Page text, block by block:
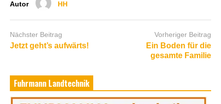
Autor HH
Nächster Beitrag
Jetzt geht’s aufwärts!
Vorheriger Beitrag
Ein Boden für die
gesamte Familie
Fuhrmann Landtechnik